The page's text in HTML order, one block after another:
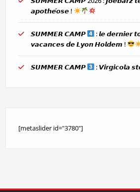
𝙖𝙥𝙤𝙩𝙝𝙚́𝙤𝙨𝙚 !
𝙎𝙐𝙈𝙈𝙀𝙍 𝘾𝘼𝙈𝙋
: 𝙡𝙚 𝙙𝙚𝙧𝙣𝙞𝙚𝙧
𝙫𝙖𝙘𝙖𝙣𝙘𝙚𝙨 𝙙𝙚 𝙇𝙮𝙤𝙣 𝙃𝙤𝙡𝙙𝙚𝙢 !
𝙎𝙐𝙈𝙈𝙀𝙍 𝘾𝘼𝙈𝙋 : 𝙑𝙞𝙧𝙜𝙞𝙘𝙤𝙡𝙖
[metaslider id="3780"]